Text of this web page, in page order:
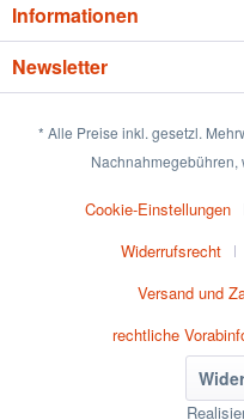
Informationen
Newsletter
* Alle Preise inkl. gesetzl.
Nachnahmegebühren,
Cookie-Einstellungen
Widerrufsrecht
Versand und
rechtliche